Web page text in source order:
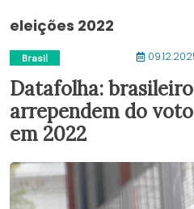
eleições 2022
Brasil
Datafolha:
arrependem do
em 2022